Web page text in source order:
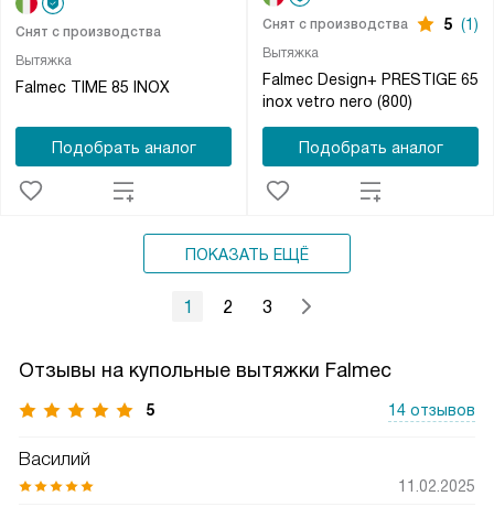
Вытяжка
Falmec TIME 85 INOX
Снят с производства
Подобрать аналог
Вытяжка
Falmec Design+ PRESTIGE 65
inox vetro nero (800)
Снят с производства 5 (1)
Подобрать аналог
ПОКАЗАТЬ ЕЩЁ
1 2 3
Отзывы на купольные вытяжки Falmec
5 14 отзывов
Василий
11.02.2025